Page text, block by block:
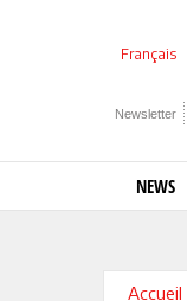
Français
Newsletter
NEWS
Accueil